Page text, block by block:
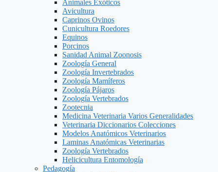
Animales Exóticos
Avicultura
Caprinos Ovinos
Cunicultura Roedores
Equinos
Porcinos
Sanidad Animal Zoonosis
Zoología General
Zoología Invertebrados
Zoología Mamíferos
Zoología Pájaros
Zoología Vertebrados
Zootecnia
Medicina Veterinaria Varios Generalidades
Veterinaria Diccionarios Colecciones
Modelos Anatómicos Veterinarios
Laminas Anatómicas Veterinarias
Zoología Vertebrados
Helicicultura Entomología
Pedagogía